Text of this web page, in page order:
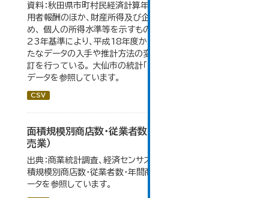
資料：秋田県市町村民経済計算年報。市町村民所得は、雇
用者報酬のほか、財産所得及び企業所得も含んでいるた
め、 個人の所得水準等を示すものではない。数値は平成
23年基準により、平成18年度から作成されたもので、 新
たなデータの入手や推計方法の変更により、毎年度遡及改
訂を行っている。 大仙市の統計「16-2 市町村民所得」の
データを参照しています。
CSV
面積規模別商店数・従業者数・年間商品販売額（小
売業）
出典：商業統計調査、経済センサス。 大仙市の統計「6-5 面
積規模別商店数・従業者数・年間商品販売額（小売業）」のデ
ータを参照しています。